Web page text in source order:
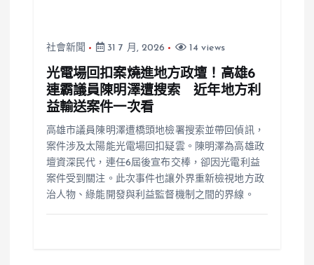
社會新聞 31 7 月, 2026 14 views
光電場回扣案燒進地方政壇！高雄6
連霸議員陳明澤遭搜索 近年地方利
益輸送案件一次看
高雄市議員陳明澤遭橋頭地檢署搜索並帶回偵訊，
案件涉及太陽能光電場回扣疑雲。陳明澤為高雄政
壇資深民代，連任6屆後宣布交棒，卻因光電利益
案件受到關注。此次事件也讓外界重新檢視地方政
治人物、綠能開發與利益監督機制之間的界線。